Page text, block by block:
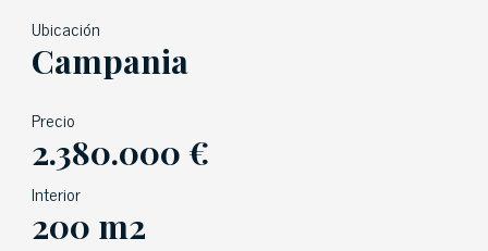
Ubicación
Campania
Precio
2.380.000 €
Interior
200 m2